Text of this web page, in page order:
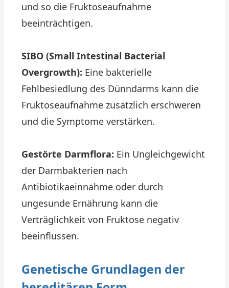
und so die Fruktoseaufnahme
beeinträchtigen.
SIBO (Small Intestinal Bacterial
Overgrowth): Eine bakterielle
Fehlbesiedlung des Dünndarms kann die
Fruktoseaufnahme zusätzlich erschweren
und die Symptome verstärken.
Gestörte Darmflora: Ein Ungleichgewicht
der Darmbakterien nach
Antibiotikaeinnahme oder durch
ungesunde Ernährung kann die
Verträglichkeit von Fruktose negativ
beeinflussen.
Genetische Grundlagen der